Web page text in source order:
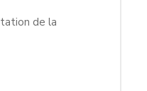
de la